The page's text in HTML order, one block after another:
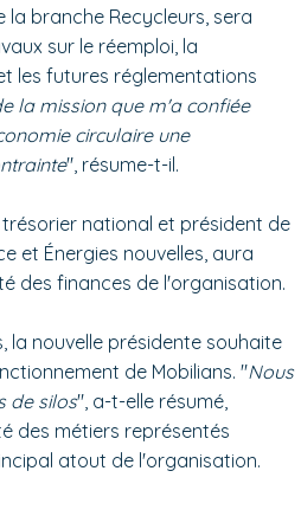
branche Recycleurs, sera
sur le réemploi, la
les futures réglementations
la mission que m'a confiée
circulaire une
", résume-t-il.
trésorier national et président de
et Énergies nouvelles, aura
des finances de l'organisation.
la nouvelle présidente souhaite
de Mobilians. "Nous
de silos", a-t-elle résumé,
des métiers représentés
atout de l'organisation.